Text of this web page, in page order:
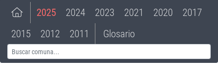
2025 2024 2023 2021 2020
2017
2015
2012 2011 Glosario